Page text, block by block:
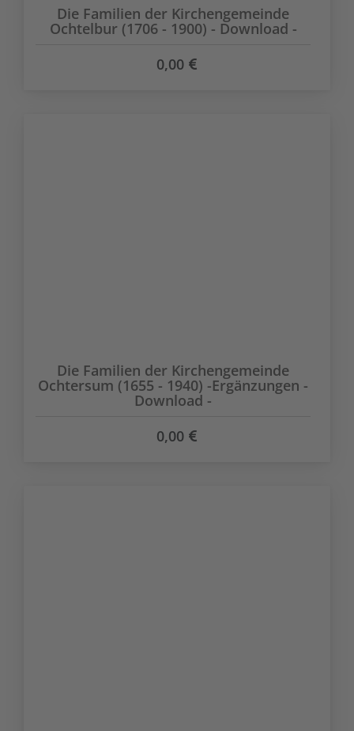
Die Familien der Kirchengemeinde
Ochtelbur (1706 - 1900) - Download -
0,00
Die Familien der Kirchengemeinde
Ochtersum (1655 - 1940) -Ergänzungen -
Download -
0,00